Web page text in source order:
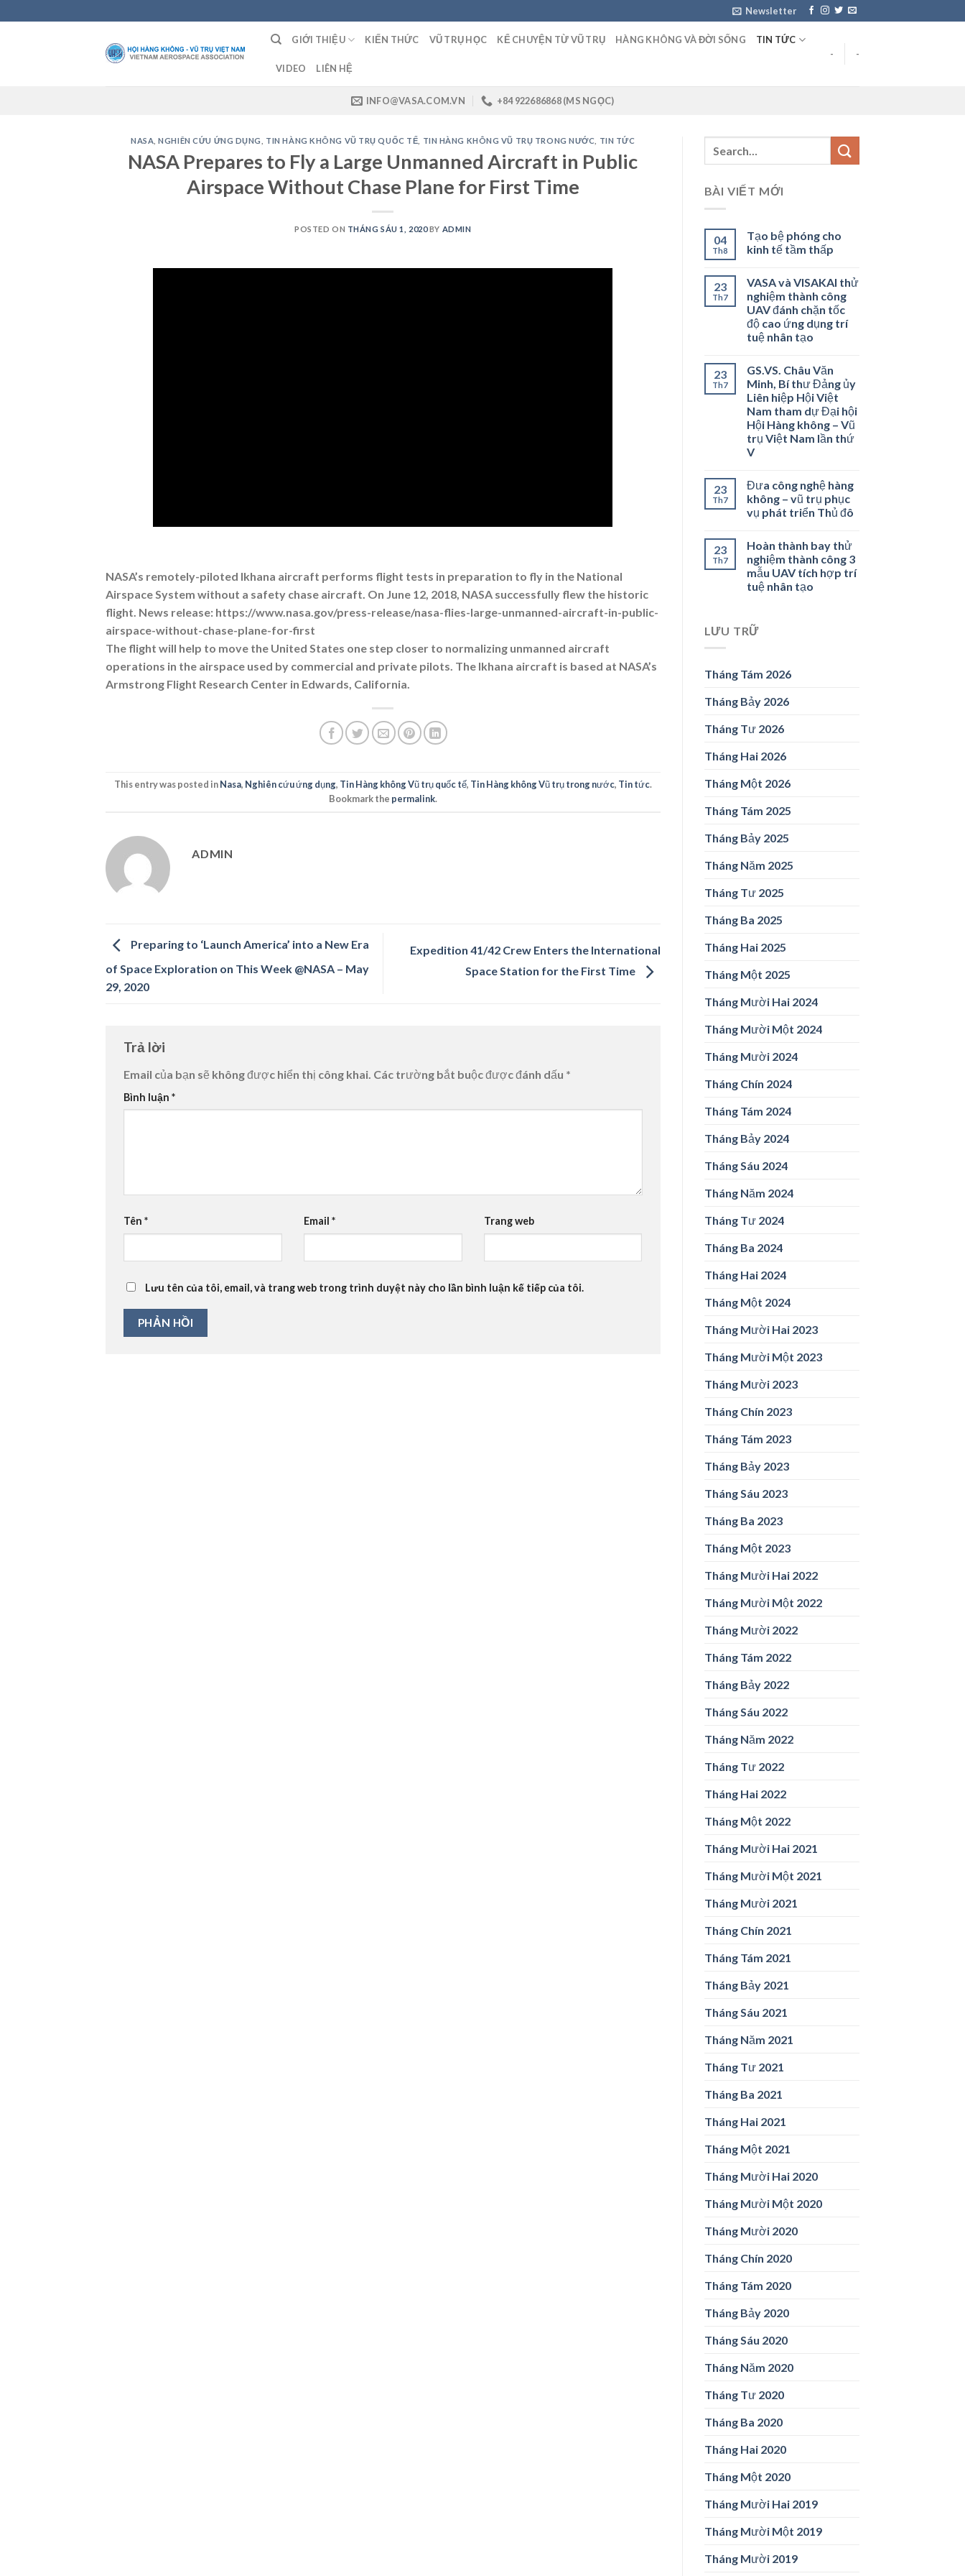
to
Newsletter
GIỚI THIỆU KIẾN THỨC VŨ TRỤ HỌC KỂ CHUYỆN TỪ VŨ TRỤ HÀNG KHÔNG VÀ ĐỜI SỐNG TIN TỨC
VIDEO LIÊN HỆ
- -
INFO@VASA.COM.VN +84 922686868 (MS NGỌC)
NASA ,NGHIÊN CỨU ỨNG DỤNG TIN HÀNG KHÔNG VŨ TRỤ QUỐC TẾ TIN HÀNG KHÔNG VŨ TRỤ TRONG NƯỚC TIN TỨC
NASA Prepares to Fly a Large Unmanned Aircraft in Public
Airspace Without Chase Plane for First Time
POSTED ON THÁNG SÁU 1, 2020BY ADMIN
NASA’s remotely-piloted Ikhana aircraft performs flight tests in preparation to fly in the National
Airspace System without a safety chase aircraft. On June 12, 2018, NASA successfully flew the historic
flight. News release: https://www.nasa.gov/press-release/nasa-flies-large-unmanned-aircraft-in-public-
airspace-without-chase-plane-for-first
The flight will help to move the United States one step closer to normalizing unmanned aircraft
operations in the airspace used by commercial and private pilots. The Ikhana aircraft is based at NASA’s
Armstrong Flight Research Center in Edwards, California.
This entry was posted inNasa, Nghiên cứu ứng dụng, Tin Hàng không Vũ trụ quốc tế, Tin Hàng không Vũ trụ trong nước, Tin tức.
Bookmark the permalink.
ADMIN
Preparing to ‘Launch America’ into a New Era
of Space Exploration on This Week @NASA – May
29, 2020
Expedition 41/42 Crew Enters the International
Space Station for the First Time
Trả lời
Email của bạn sẽ không được hiển thị công khai. Các trường bắt buộc được đánh dấu *
Bình luận *
Tên * Email * Trang web
Lưu tên của tôi, email, và trang web trong trình duyệt này cho lần bình luận kế tiếp của tôi.
BÀI VIẾT MỚI
04
Th8
Tạo bệ phóng cho
kinh tế tầm thấp
23
Th7
VASA và VISAKAI thử
nghiệm thành công
UAV đánh chặn tốc
độ cao ứng dụng trí
tuệ nhân tạo
23
Th7
GS.VS. Châu Văn
Minh, Bí thư Đảng ủy
Liên hiệp Hội Việt
Nam tham dự Đại hội
Hội Hàng không – Vũ
trụ Việt Nam lần thứ
V
23
Th7
Đưa công nghệ hàng
không – vũ trụ phục
vụ phát triển Thủ đô
23
Th7
Hoàn thành bay thử
nghiệm thành công 3
mẫu UAV tích hợp trí
tuệ nhân tạo
LƯU TRỮ
Tháng Tám 2026
Tháng Bảy 2026
Tháng Tư 2026
Tháng Hai 2026
Tháng Một 2026
Tháng Tám 2025
Tháng Bảy 2025
Tháng Năm 2025
Tháng Tư 2025
Tháng Ba 2025
Tháng Hai 2025
Tháng Một 2025
Tháng Mười Hai 2024
Tháng Mười Một 2024
Tháng Mười 2024
Tháng Chín 2024
Tháng Tám 2024
Tháng Bảy 2024
Tháng Sáu 2024
Tháng Năm 2024
Tháng Tư 2024
Tháng Ba 2024
Tháng Hai 2024
Tháng Một 2024
Tháng Mười Hai 2023
Tháng Mười Một 2023
Tháng Mười 2023
Tháng Chín 2023
Tháng Tám 2023
Tháng Bảy 2023
Tháng Sáu 2023
Tháng Ba 2023
Tháng Một 2023
Tháng Mười Hai 2022
Tháng Mười Một 2022
Tháng Mười 2022
Tháng Tám 2022
Tháng Bảy 2022
Tháng Sáu 2022
Tháng Năm 2022
Tháng Tư 2022
Tháng Hai 2022
Tháng Một 2022
Tháng Mười Hai 2021
Tháng Mười Một 2021
Tháng Mười 2021
Tháng Chín 2021
Tháng Tám 2021
Tháng Bảy 2021
Tháng Sáu 2021
Tháng Năm 2021
Tháng Tư 2021
Tháng Ba 2021
Tháng Hai 2021
Tháng Một 2021
Tháng Mười Hai 2020
Tháng Mười Một 2020
Tháng Mười 2020
Tháng Chín 2020
Tháng Tám 2020
Tháng Bảy 2020
Tháng Sáu 2020
Tháng Năm 2020
Tháng Tư 2020
Tháng Ba 2020
Tháng Hai 2020
Tháng Một 2020
Tháng Mười Hai 2019
Tháng Mười Một 2019
Tháng Mười 2019